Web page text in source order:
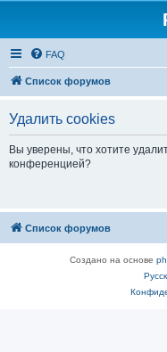
FAQ
Список форумов
Удалить cookies
Вы уверены, что хотите
конференцией?
Список форумов
Создано на основе